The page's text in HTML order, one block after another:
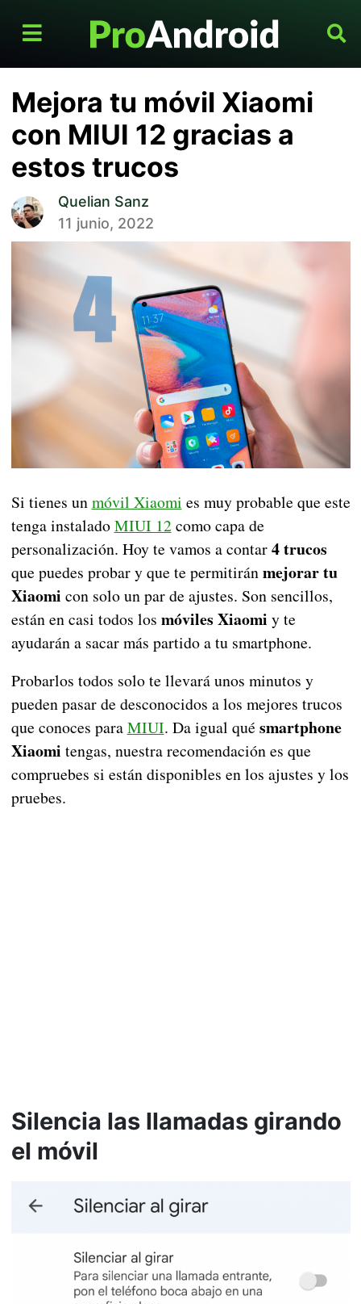
Mejora tu móvil Xiaomi
con MIUI 12 gracias a
estos trucos
Quelian Sanz
11 junio, 2022
Si tienes unmóvil Xiaomi es muy probable que este
tenga instaladoMIUI 12como capa de
personalización. Hoy te vamos a contar4 trucos
que puedes probar y que te permitiránmejorar tu
Xiaomi con solo un par de ajustes. Son sencillos,
están en casi todos los móviles Xiaomi y te
ayudarán a sacar más partido a tu smartphone.
Probarlos todos solo te llevará unos minutos y
pueden pasar de desconocidos a los mejores trucos
que conoces paraMIUI. Da igual qué smartphone
Xiaomi tengas, nuestra recomendación es que
compruebes si están disponibles en los ajustes y los
pruebes.
Silencia las llamadas girando
el móvil